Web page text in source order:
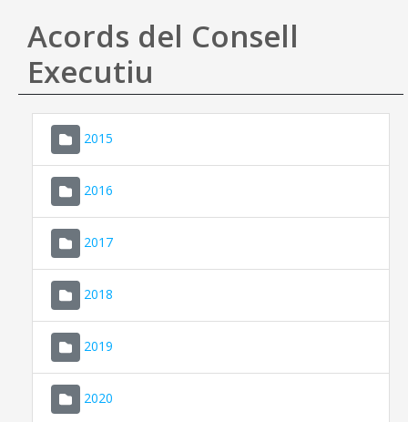
Ajuda
Acords del Consell
Executiu
2015
2016
2017
2018
2019
2020